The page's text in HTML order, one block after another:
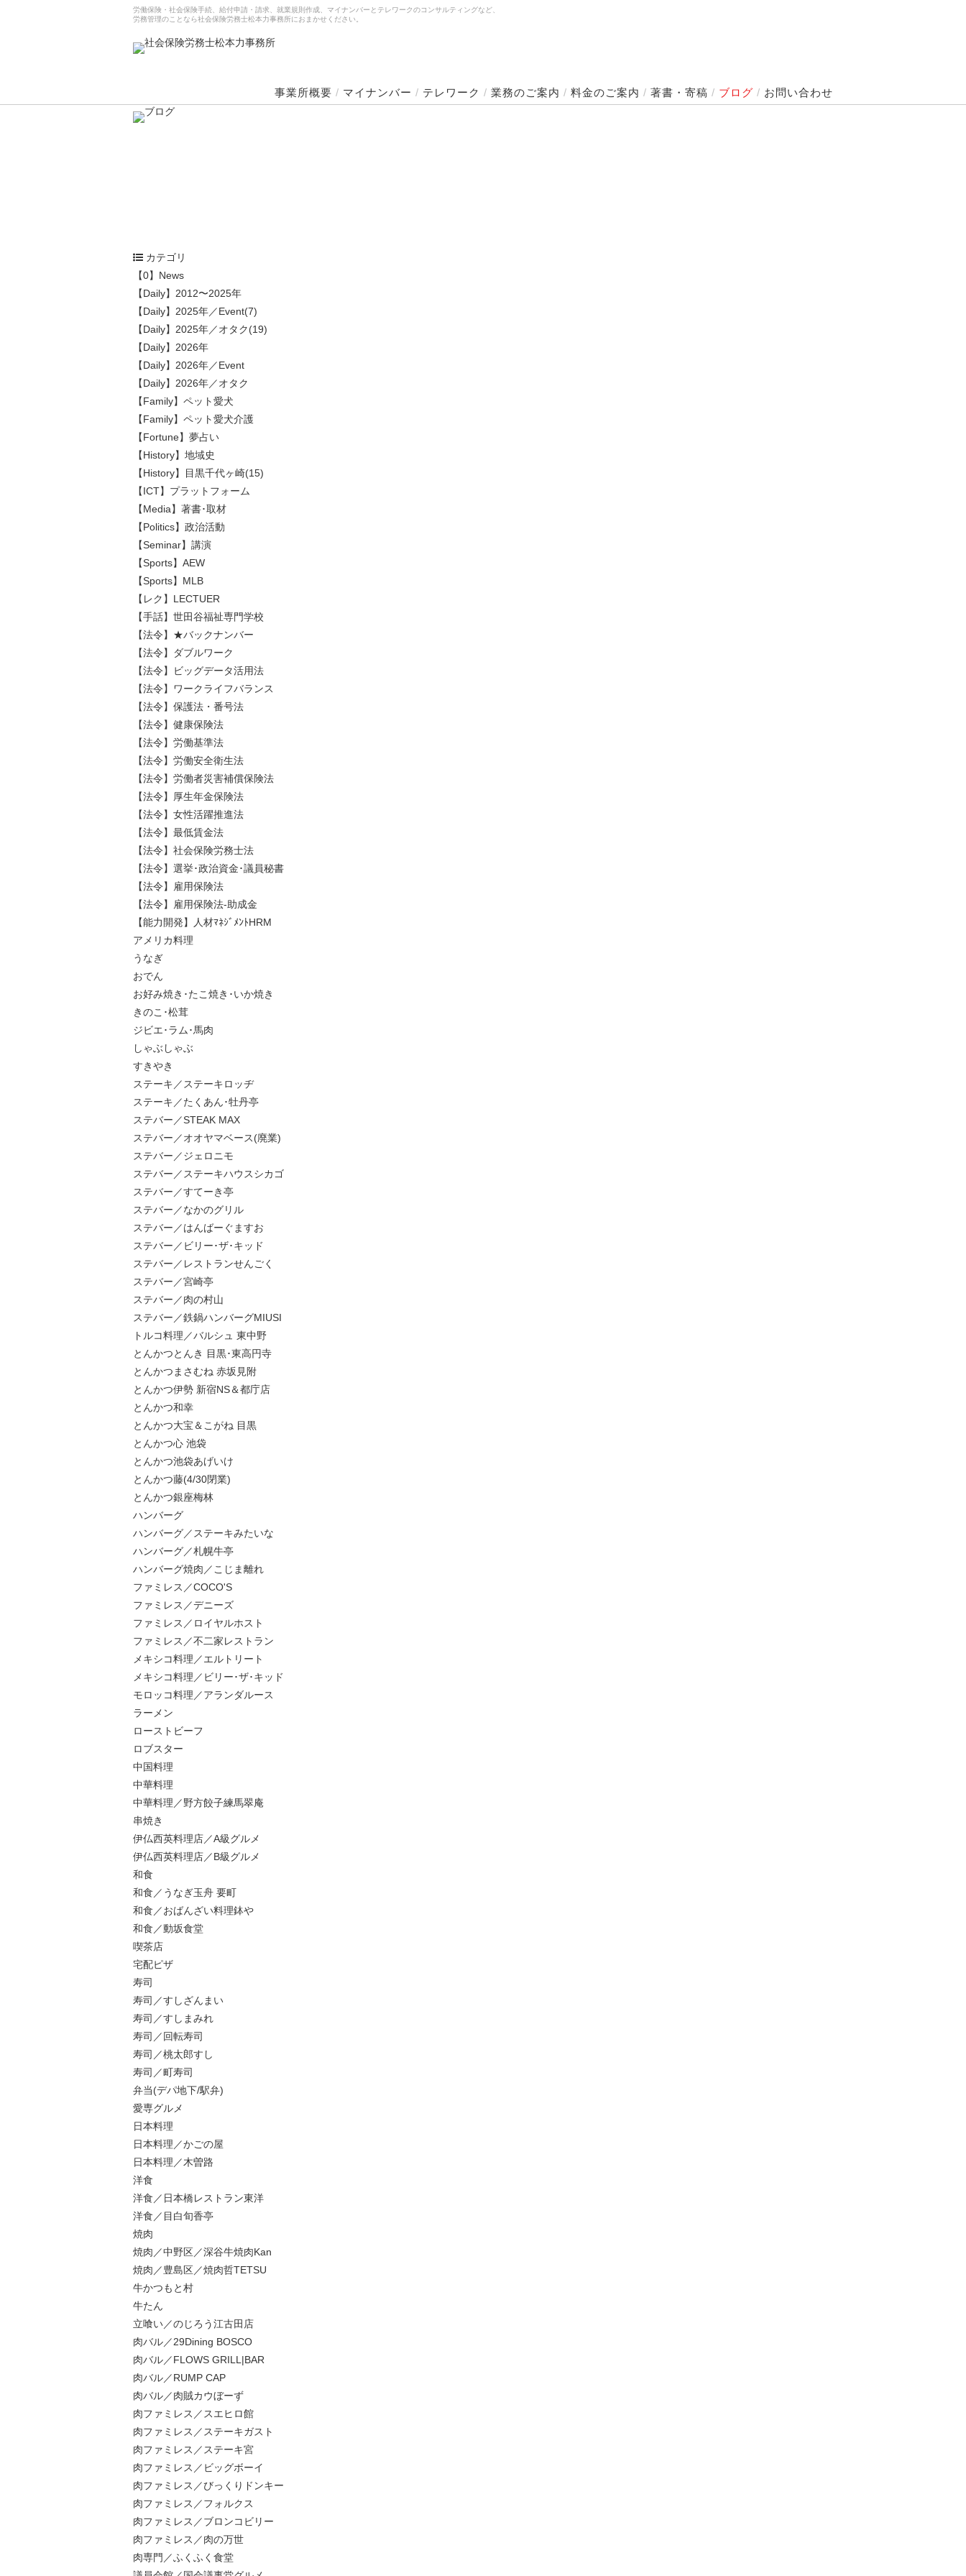
労働保険・社会保険手続、給付申請・請求、就業規則作成、マイナンバーとテレワークのコンサルティングなど、
労務管理のことなら社会保険労務士松本力事務所におまかせください。
事業所概要 / マイナンバー / テレワーク / 業務のご案内 / 料金のご案内 / 著書・寄稿 / ブログ / お問い合わせ
カテゴリ
【0】News
【Daily】2012〜2025年
【Daily】2025年／Event(7)
【Daily】2025年／オタク(19)
【Daily】2026年
【Daily】2026年／Event
【Daily】2026年／オタク
【Family】ペット愛犬
【Family】ペット愛犬介護
【Fortune】夢占い
【History】地域史
【History】目黒千代ヶ崎(15)
【ICT】プラットフォーム
【Media】著書･取材
【Politics】政治活動
【Seminar】講演
【Sports】AEW
【Sports】MLB
【レク】LECTUER
【手話】世田谷福祉専門学校
【法令】★バックナンバー
【法令】ダブルワーク
【法令】ビッグデータ活用法
【法令】ワークライフバランス
【法令】保護法・番号法
【法令】健康保険法
【法令】労働基準法
【法令】労働安全衛生法
【法令】労働者災害補償保険法
【法令】厚生年金保険法
【法令】女性活躍推進法
【法令】最低賃金法
【法令】社会保険労務士法
【法令】選挙･政治資金･議員秘書
【法令】雇用保険法
【法令】雇用保険法-助成金
【能力開発】人材ﾏﾈｼﾞﾒﾝﾄHRM
アメリカ料理
うなぎ
おでん
お好み焼き･たこ焼き･いか焼き
きのこ･松茸
ジビエ･ラム･馬肉
しゃぶしゃぶ
すきやき
ステーキ／ステーキロッヂ
ステーキ／たくあん･牡丹亭
ステバー／STEAK MAX
ステバー／オオヤマベース(廃業)
ステバー／ジェロニモ
ステバー／ステーキハウスシカゴ
ステバー／すてーき亭
ステバー／なかのグリル
ステバー／はんばーぐますお
ステバー／ビリー･ザ･キッド
ステバー／レストランせんごく
ステバー／宮崎亭
ステバー／肉の村山
ステバー／鉄鍋ハンバーグMIUSI
トルコ料理／バルシュ 東中野
とんかつとんき 目黒･東高円寺
とんかつまさむね 赤坂見附
とんかつ伊勢 新宿NS＆都庁店
とんかつ和幸
とんかつ大宝＆こがね 目黒
とんかつ心 池袋
とんかつ池袋あげいけ
とんかつ藤(4/30閉業)
とんかつ銀座梅林
ハンバーグ
ハンバーグ／ステーキみたいな
ハンバーグ／札幌牛亭
ハンバーグ焼肉／こじま離れ
ファミレス／COCO'S
ファミレス／デニーズ
ファミレス／ロイヤルホスト
ファミレス／不二家レストラン
メキシコ料理／エルトリート
メキシコ料理／ビリー･ザ･キッド
モロッコ料理／アランダルース
ラーメン
ローストビーフ
ロブスター
中国料理
中華料理
中華料理／野方餃子練馬翠庵
串焼き
伊仏西英料理店／A級グルメ
伊仏西英料理店／B級グルメ
和食
和食／うなぎ玉舟 要町
和食／おばんざい料理鉢や
和食／動坂食堂
喫茶店
宅配ピザ
寿司
寿司／すしざんまい
寿司／すしまみれ
寿司／回転寿司
寿司／桃太郎すし
寿司／町寿司
弁当(デパ地下/駅弁)
愛専グルメ
日本料理
日本料理／かごの屋
日本料理／木曽路
洋食
洋食／日本橋レストラン東洋
洋食／目白旬香亭
焼肉
焼肉／中野区／深谷牛焼肉Kan
焼肉／豊島区／焼肉哲TETSU
牛かつもと村
牛たん
立喰い／のじろう江古田店
肉バル／29Dining BOSCO
肉バル／FLOWS GRILL|BAR
肉バル／RUMP CAP
肉バル／肉賊カウぼーず
肉ファミレス／スエヒロ館
肉ファミレス／ステーキガスト
肉ファミレス／ステーキ宮
肉ファミレス／ビッグボーイ
肉ファミレス／びっくりドンキー
肉ファミレス／フォルクス
肉ファミレス／ブロンコビリー
肉ファミレス／肉の万世
肉専門／ふくふく食堂